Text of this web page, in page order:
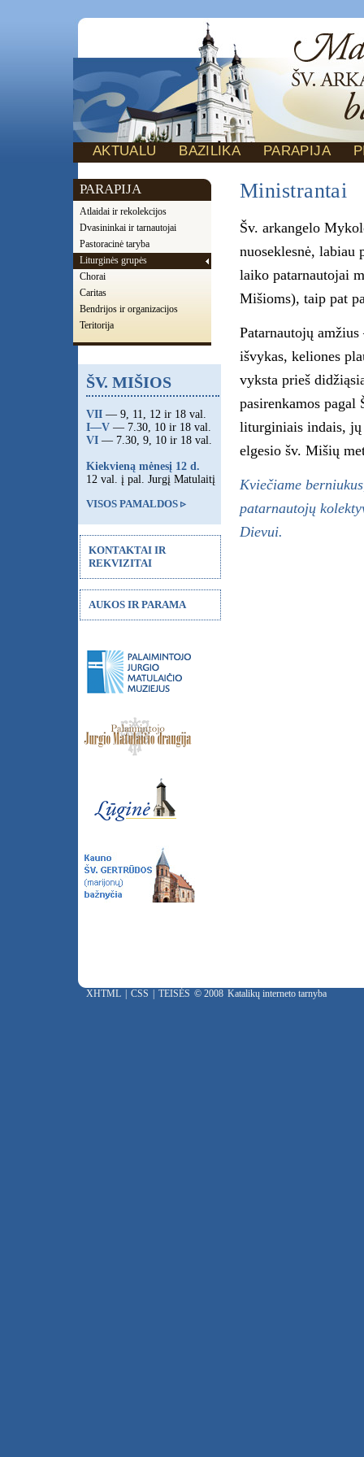
AKTUALU BAZILIKA PARAPIJA
Ministrantai
Šv. arkangelo
nuoseklesnė, labiau
laiko patarnautojai
Mišioms), taip pat
Patarnautojų
išvykas, keliones
vyksta prieš
pasirenkamos pagal
liturginiais indais,
elgesio šv. Mišių
Kviečiame
patarnautojų
Dievui.
PARAPIJA
Atlaidai ir rekolekcijos
Dvasininkai ir tarnautojai
Pastoracinė taryba
Liturginės grupės
Chorai
Caritas
Bendrijos ir organizacijos
Teritorija
ŠV. MIŠIOS
VII — 9, 11, 12 ir 18 val.
I—V — 7.30, 10 ir 18 val.
VI — 7.30, 9, 10 ir 18 val.
Kiekvieną mėnesį 12 d.
12 val. į pal. Jurgį Matulaitį
VISOS PAMALDOS ▹
KONTAKTAI IR
REKVIZITAI
AUKOS IR PARAMA
XHTML CSS TEISĖS © 2008 Katalikų interneto tarnyba